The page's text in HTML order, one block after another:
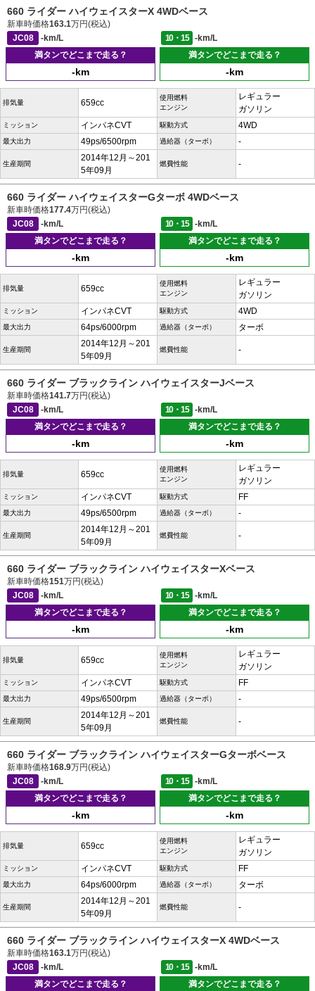
660 ライダー ハイウェイスターX 4WDベース
新車時価格163.1万円(税込)
JC08
-km/L 10・15
-km/L
満タンでどこまで走る？
-km
満タンでどこまで走る？
-km
排気量 659cc
使用燃料
エンジン
レギュラー
ガソリン
ミッション インパネCVT 駆動方式 4WD
最大出力 49ps/6500rpm 過給器（ターボ） -
生産期間
2014年12月～201
5年09月
燃費性能 -
660 ライダー ハイウェイスターGターボ 4WDベース
新車時価格177.4万円(税込)
JC08
-km/L 10・15
-km/L
満タンでどこまで走る？
-km
満タンでどこまで走る？
-km
排気量 659cc
使用燃料
エンジン
レギュラー
ガソリン
ミッション インパネCVT 駆動方式 4WD
最大出力 64ps/6000rpm 過給器（ターボ） ターボ
生産期間
2014年12月～201
5年09月
燃費性能 -
660 ライダー ブラックライン ハイウェイスターJベース
新車時価格141.7万円(税込)
JC08
-km/L 10・15
-km/L
満タンでどこまで走る？
-km
満タンでどこまで走る？
-km
排気量 659cc
使用燃料
エンジン
レギュラー
ガソリン
ミッション インパネCVT 駆動方式 FF
最大出力 49ps/6500rpm 過給器（ターボ） -
生産期間
2014年12月～201
5年09月
燃費性能 -
660 ライダー ブラックライン ハイウェイスターXベース
新車時価格151万円(税込)
JC08
-km/L 10・15
-km/L
満タンでどこまで走る？
-km
満タンでどこまで走る？
-km
排気量 659cc
使用燃料
エンジン
レギュラー
ガソリン
ミッション インパネCVT 駆動方式 FF
最大出力 49ps/6500rpm 過給器（ターボ） -
生産期間
2014年12月～201
5年09月
燃費性能 -
660 ライダー ブラックライン ハイウェイスターGターボベース
新車時価格168.9万円(税込)
JC08
-km/L 10・15
-km/L
満タンでどこまで走る？
-km
満タンでどこまで走る？
-km
排気量 659cc
使用燃料
エンジン
レギュラー
ガソリン
ミッション インパネCVT 駆動方式 FF
最大出力 64ps/6000rpm 過給器（ターボ） ターボ
生産期間
2014年12月～201
5年09月
燃費性能 -
660 ライダー ブラックライン ハイウェイスターX 4WDベース
新車時価格163.1万円(税込)
JC08
-km/L 10・15
-km/L
満タンでどこまで走る？
満タンでどこまで走る？